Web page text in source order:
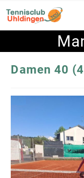
Inhalt
Damen 40